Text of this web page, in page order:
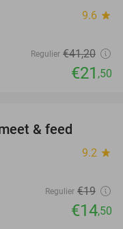
9.6 star
Regulier €41,20
€21 ,50
& feed
9.2 star
Regulier €19
€14,50